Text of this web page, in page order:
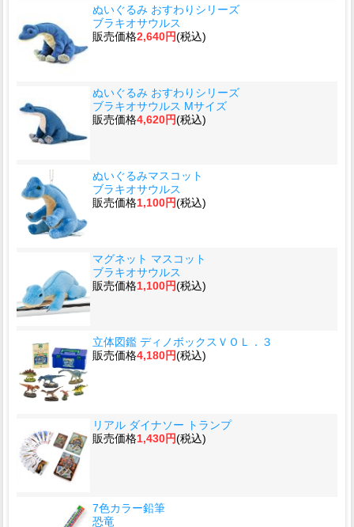
ぬいぐるみ おすわりシリーズ
ブラキオサウルス
販売価格2,640円(税込)
ぬいぐるみ おすわりシリーズ
ブラキオサウルス Mサイズ
販売価格4,620円(税込)
ぬいぐるみマスコット
ブラキオサウルス
販売価格1,100円(税込)
マグネット マスコット
ブラキオサウルス
販売価格1,100円(税込)
立体図鑑 ディノボックスＶＯＬ．３
販売価格4,180円(税込)
リアル ダイナソー トランプ
販売価格1,430円(税込)
7色カラー鉛筆
恐竜